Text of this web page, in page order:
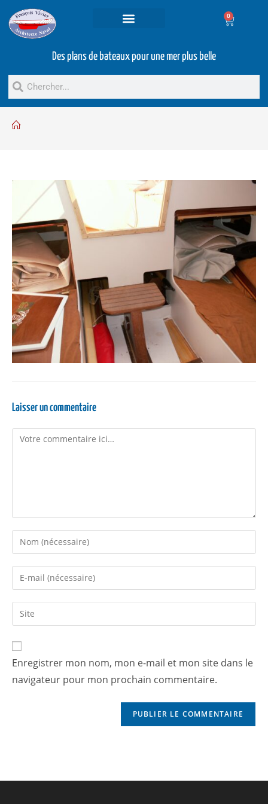
0
Des plans de bateaux pour une mer plus belle
Laisser un commentaire
Enregistrer mon nom, mon e-mail et mon site dans le
navigateur pour mon prochain commentaire.